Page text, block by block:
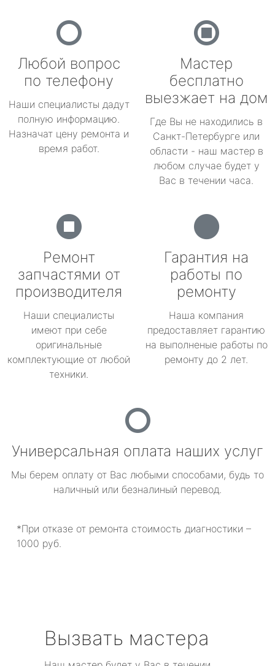
Любой вопрос
по телефону
Наши специалисты дадут
полную информацию.
Назначат цену ремонта и
время работ.
Мастер
бесплатно
выезжает на дом
Где Вы не находились в
Санкт-Петербурге или
области - наш мастер в
любом случае будет у
Вас в течении часа.
Ремонт
запчастями от
производителя
Наши специалисты
имеют при себе
оригинальные
комплектующие от любой
техники.
Гарантия на
работы по
ремонту
Наша компания
предоставляет гарантию
на выполненые работы по
ремонту до 2 лет.
Универсальная оплата наших услуг
Мы берем оплату от Вас любыми способами, будь то
наличный или безналиный перевод.
*При отказе от ремонта стоимость диагностики –
1000 руб.
Вызвать мастера